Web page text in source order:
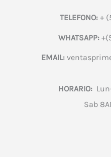
TELEFONO:+
WHATSAPP:
EMAIL:
HORARIO:Lun-
Sab